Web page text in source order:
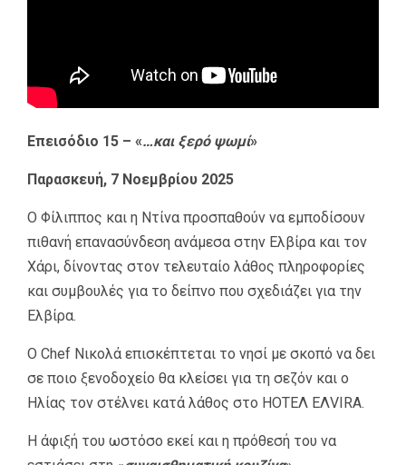
Επεισόδιο 15 – «…και ξερό ψωμί»
Παρασκευή, 7 Νοεμβρίου 2025
Ο Φίλιππος και η Ντίνα προσπαθούν να εμποδίσουν
πιθανή επανασύνδεση ανάμεσα στην Ελβίρα και τον
Χάρι, δίνοντας στον τελευταίο λάθος πληροφορίες
και συμβουλές για το δείπνο που σχεδιάζει για την
Ελβίρα.
Ο Chef Νικολά επισκέπτεται το νησί με σκοπό να δει
σε ποιο ξενοδοχείο θα κλείσει για τη σεζόν και ο
Ηλίας τον στέλνει κατά λάθος στο HOTΕΛ ΕΛVIRA.
Η άφιξή του ωστόσο εκεί και η πρόθεσή του να